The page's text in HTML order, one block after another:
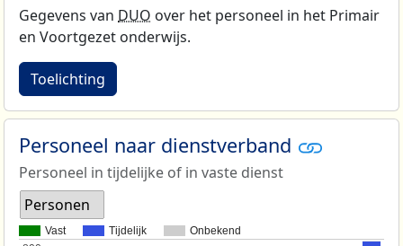
Gegevens van DUO over het personeel in het Primair
en Voortgezet onderwijs.
Toelichting
Personeel naar dienstverband
Personeel in tijdelijke of in vaste dienst
Personen
Vast Tijdelijk Onbekend